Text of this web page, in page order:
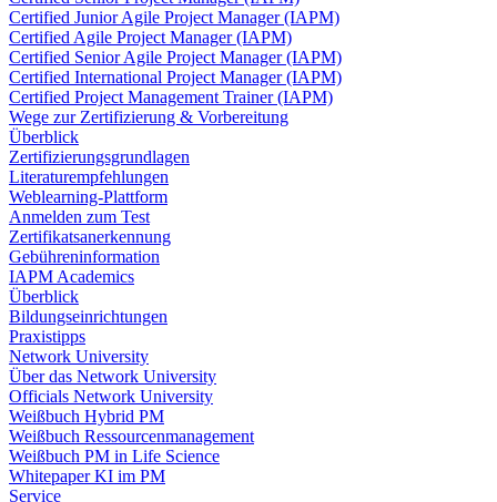
Certified Junior Agile Project Manager (IAPM)
Certified Agile Project Manager (IAPM)
Certified Senior Agile Project Manager (IAPM)
Certified International Project Manager (IAPM)
Certified Project Management Trainer (IAPM)
Wege zur Zertifizierung & Vorbereitung
Überblick
Zertifizierungsgrundlagen
Literaturempfehlungen
Weblearning-Plattform
Anmelden zum Test
Zertifikatsanerkennung
Gebühreninformation
IAPM Academics
Überblick
Bildungseinrichtungen
Praxistipps
Network University
Über das Network University
Officials Network University
Weißbuch Hybrid PM
Weißbuch Ressourcenmanagement
Weißbuch PM in Life Science
Whitepaper KI im PM
Service